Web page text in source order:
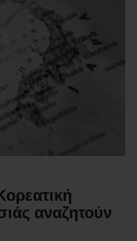
αναζητούν